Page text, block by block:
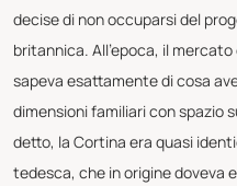
decise di non occuparsi del
britannica. All'epoca, il
sapeva esattamente di cosa
dimensioni familiari con spazio
detto, la Cortina era quasi
tedesca, che in origine doveva